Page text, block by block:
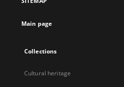
new
Main page
Collections
Cultural heritage